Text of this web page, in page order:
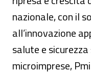
nazionale, con il
all’innovazione
salute e
microimprese,